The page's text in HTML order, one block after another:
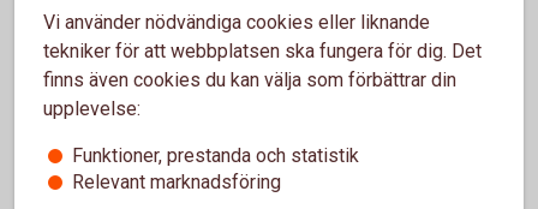
ring 0340-66 60 00.
Information om behandling av
personuppgifter
Personuppgifter som samlas in i samband med
Vi använder nödvändiga cookies eller liknande
tekniker för att webbplatsen ska fungera för dig. Det
finns även cookies du kan välja som förbättrar din
upplevelse:
Funktioner, prestanda och statistik
Relevant marknadsföring